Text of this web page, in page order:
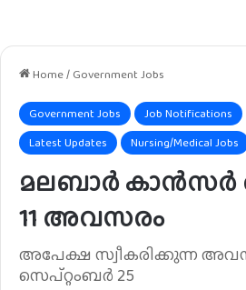
Home/ Government Jobs
Government Jobs Job Notifications
Latest Updates
Nursing/Medical Jobs
മലബാർ കാൻസർ
11 അവസരം
അപേക്ഷ സ്വീകരിക്കുന്ന
സെപ്റ്റംബർ 25